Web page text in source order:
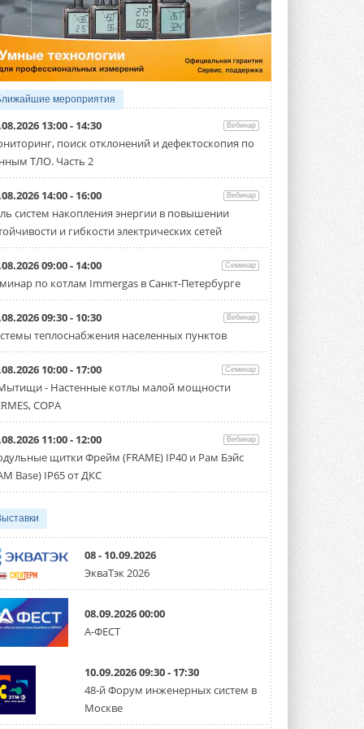
5 АВГУСТА 2026
21-й ежегодный форум
«ЦОД-2026»
Мероприятие пройдет 2-3 сентября в
отеле Radisson Slavyanskaya. Форум
посетит более двух тысяч участников ...
5 АВГУСТА 2026
Китайская Shenling представила
линейку тепловых насосов
«воздух-вода» на R290
Серия ThermaX R290 All-In-One
включает три модели ...
Тепловые насосы в связке с
солнечной генерацией и
накопителем снижают
потребление на 60%
Исследователи из Италии установили ...
4 АВГУСТА 2026
«РУСКЛИМАТ Fest 2026» в Уфе
собрал свыше 700 профи
климатической отрасли
Организатором выступил торгово-
производственный холдинг ...
ЦОД с плотностью 54 кВт на
стойку
Испытания прошли на собственной
производственной площадке и были ...
3 АВГУСТА 2026
систему DVM на R32
Линейка включает семь типоразмеров
производительностью от 22,4 до 56 кВт.
Суммарная длина трубопроводов ...
3 АВГУСТА 2026
«СиСофт Девелопмент» подвел
итоги конкурса студенческих
стартует уже в сентябре 2026 года ...
3 АВГУСТА 2026
«Русклимат» укрепляет
мероприятия
13:00 - 14:30 Вебинар
поиск отклонений и дефектоскопия по
ТЛО. Часть 2
14:00 - 16:00 Вебинар
систем накопления энергии в повышении
и гибкости электрических сетей
09:00 - 14:00 Семинар
по котлам Immergas в Санкт-Петербурге
09:30 - 10:30 Вебинар
теплоснабжения населенных пунктов
10:00 - 17:00 Семинар
- Настенные котлы малой мощности
COPA
11:00 - 12:00 Вебинар
щитки Фрейм (FRAME) IP40 и Рам Бэйс
Base) IP65 от ДКС
08 - 10.09.2026
ЭкваТэк 2026
08.09.2026 00:00
А-ФЕСТ
10.09.2026 09:30 - 17:30
48-й Форум инженерных систем в
Москве